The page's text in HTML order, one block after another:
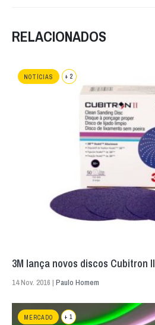
RELACIONADOS
NOTÍCIAS + 2
3M lança novos discos Cubitron II
14 Nov. 2016 | Paulo Homem
MERCADO + 1